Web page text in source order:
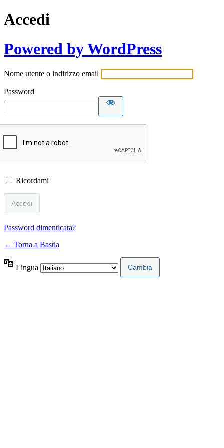
Accedi
Powered by WordPress
Nome utente o indirizzo email
Password
Ricordami
Password dimenticata?
← Torna a Bastia
Lingua